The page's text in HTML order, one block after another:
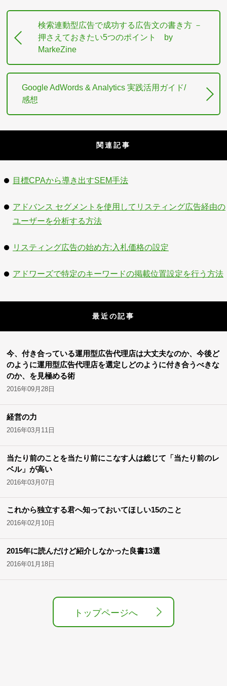
検索連動型広告で成功する広告文の書き方 －
押さえておきたい5つのポイント by
MarkeZine
Google AdWords & Analytics 実践活用ガイド/
感想
関連記事
目標CPAから導き出すSEM手法
アドバンス セグメントを使用してリスティング広告経由の
ユーザーを分析する方法
リスティング広告の始め方:入札価格の設定
アドワーズで特定のキーワードの掲載位置設定を行う方法
最近の記事
今、付き合っている運用型広告代理店は大丈夫なのか、今後ど
のように運用型広告代理店を選定しどのように付き合うべきな
のか、を見極める術
2016年09月28日
経営の力
2016年03月11日
当たり前のことを当たり前にこなす人は総じて「当たり前のレ
ベル」が高い
2016年03月07日
これから独立する君へ知っておいてほしい15のこと
2016年02月10日
2015年に読んだけど紹介しなかった良書13選
2016年01月18日
トップページへ